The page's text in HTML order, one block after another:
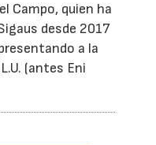
Campo, quien ha
desde 2017
a la
(antes Eni